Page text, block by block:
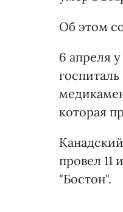
Об этом
6 апреля
которая
провел 11
"Бостон".